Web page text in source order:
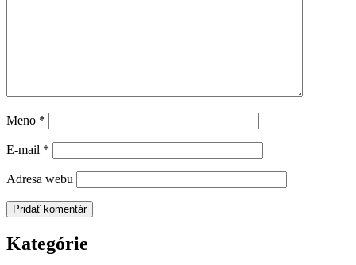
Meno *
E-mail *
Adresa webu
Kategórie